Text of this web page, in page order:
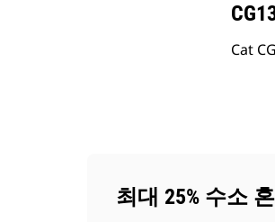
Cat
최대 25% 수소